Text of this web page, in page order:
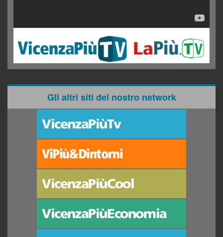
Gli altri siti del nostro network